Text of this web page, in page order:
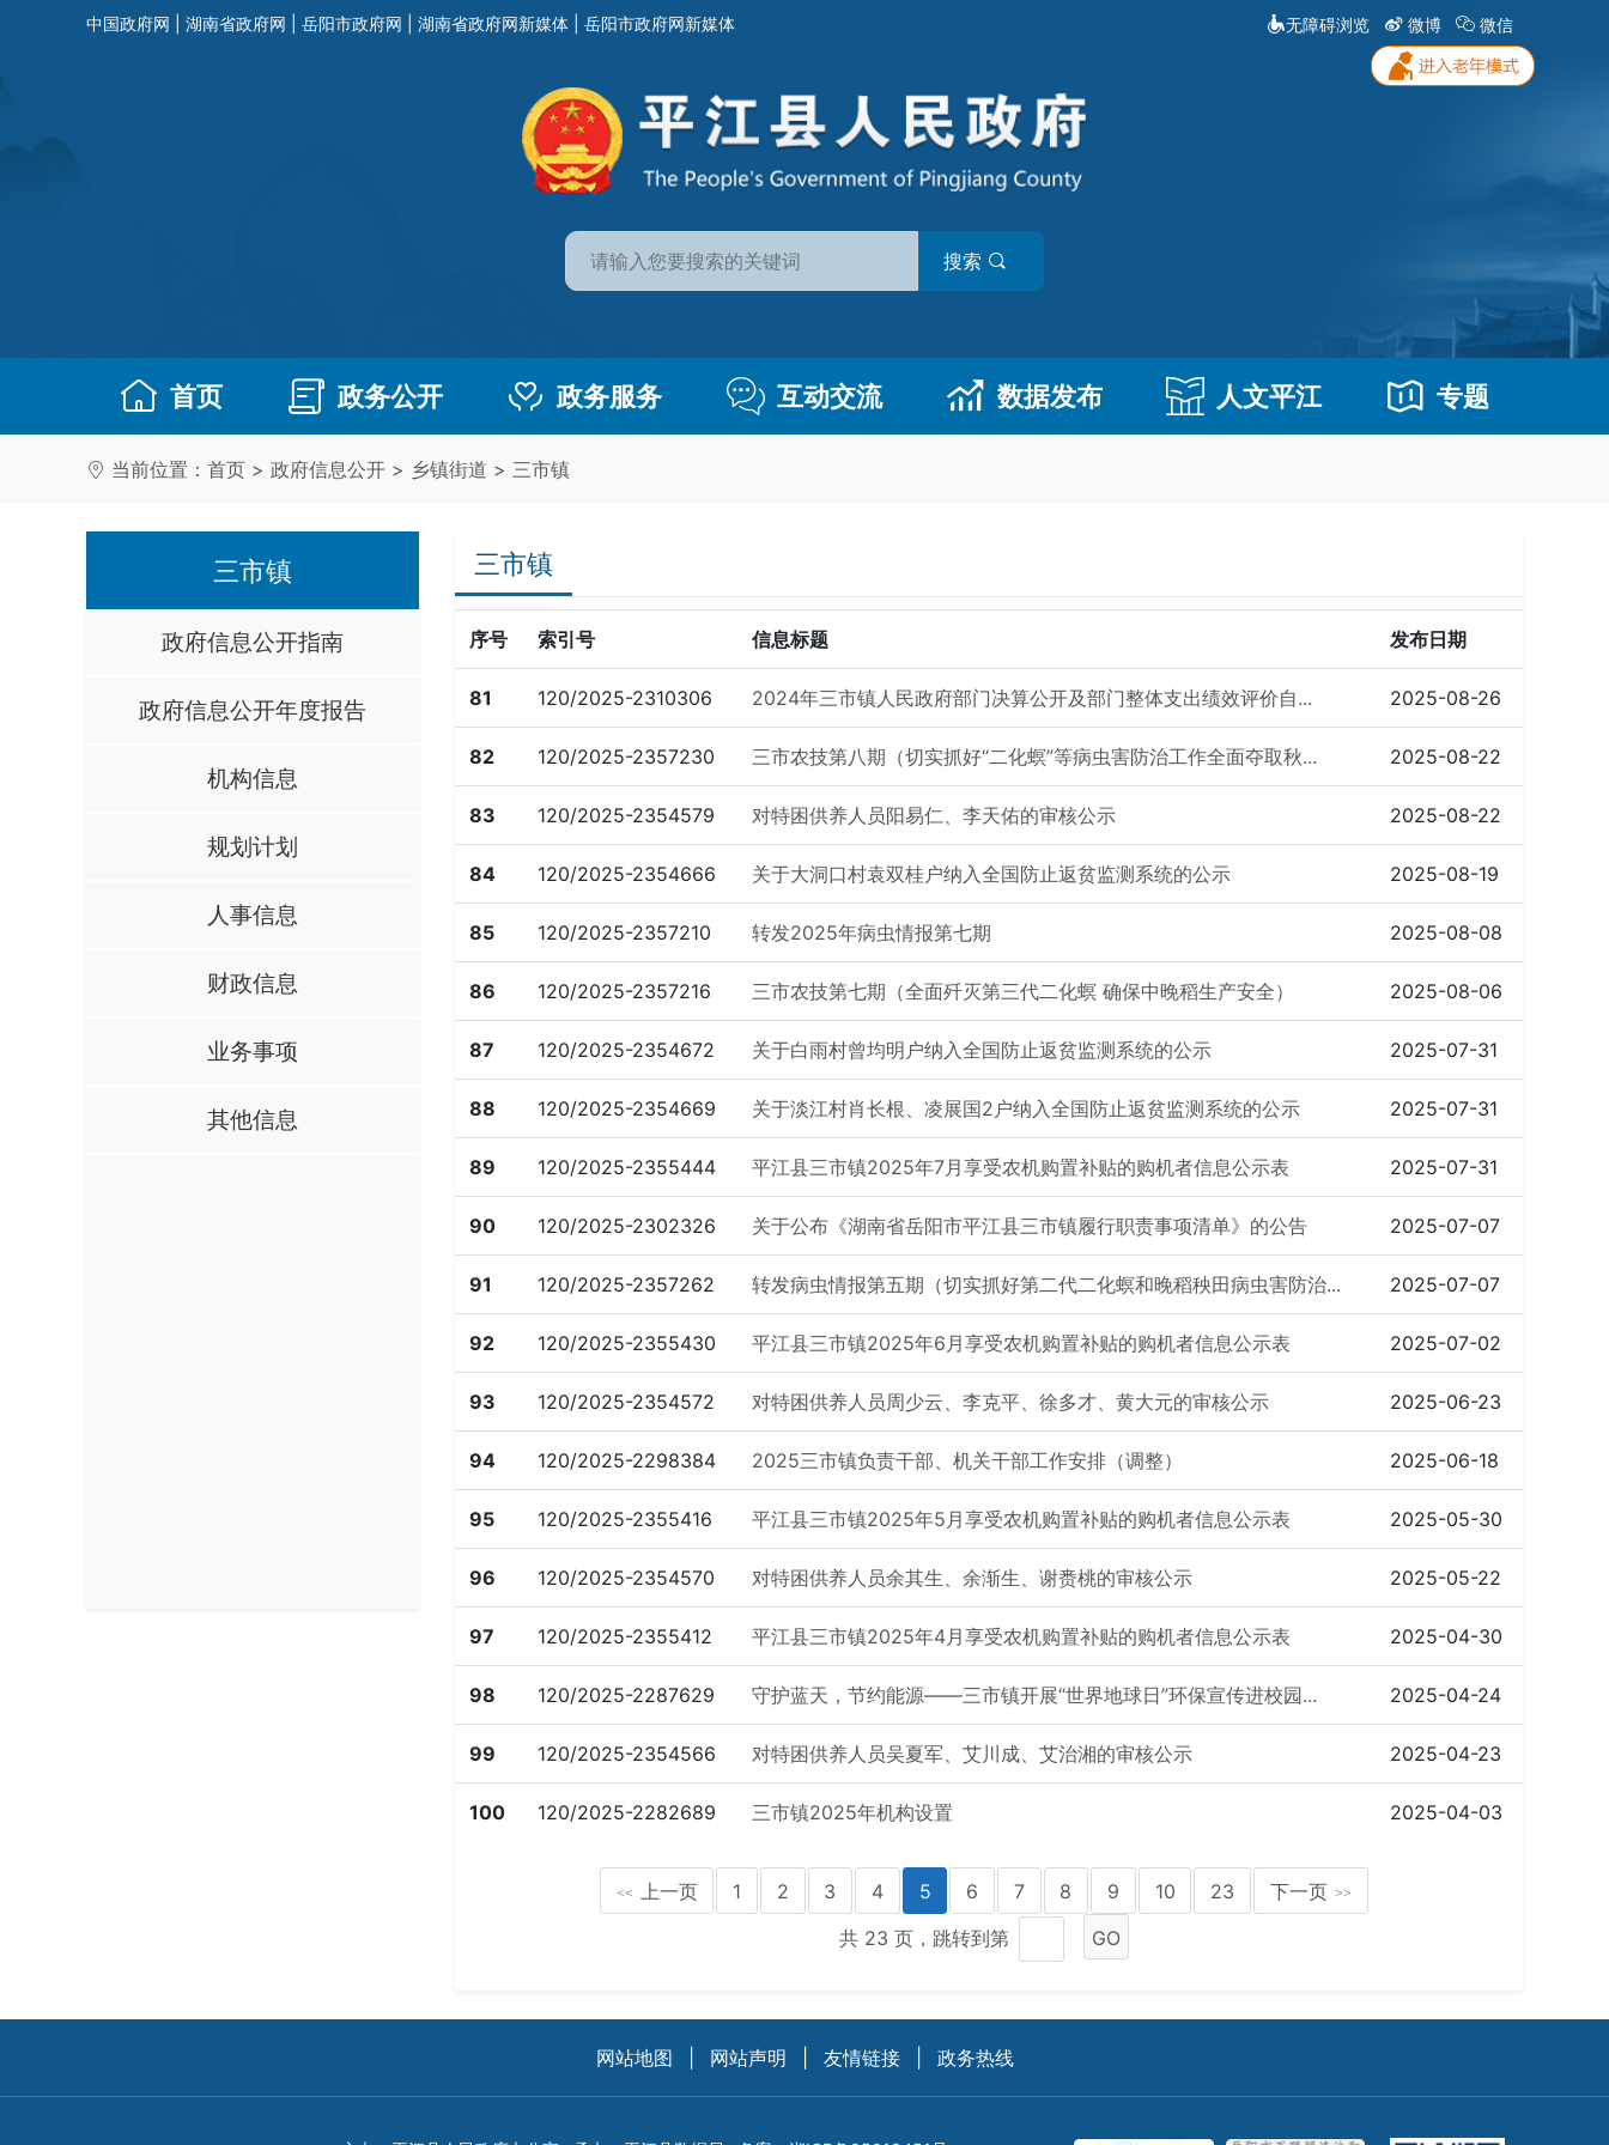
中国政府网 湖南省政府网 岳阳市政府网 湖南省政府网新媒体 岳阳市政府网新媒体 无障碍浏览 微博 微信
搜索
首页 政务公开 政务服务 互动交流 数据发布 人文平江 专题
当前位置： 首页 > 政府信息公开 > 乡镇街道 > 三市镇
三市镇
政府信息公开指南
政府信息公开年度报告
机构信息
规划计划
人事信息
财政信息
业务事项
其他信息
三市镇
序号 索引号 信息标题 发布日期
81 120/2025-2310306 2024年三市镇人民政府部门决算公开及部门整体支出绩效评价自... 2025-08-26
82 120/2025-2357230 三市农技第八期（切实抓好“二化螟”等病虫害防治工作全面夺取秋... 2025-08-22
83 120/2025-2354579 对特困供养人员阳易仁、李天佑的审核公示 2025-08-22
84 120/2025-2354666 关于大洞口村袁双桂户纳入全国防止返贫监测系统的公示 2025-08-19
85 120/2025-2357210 转发2025年病虫情报第七期 2025-08-08
86 120/2025-2357216 三市农技第七期（全面歼灭第三代二化螟 确保中晚稻生产安全） 2025-08-06
87 120/2025-2354672 关于白雨村曾均明户纳入全国防止返贫监测系统的公示 2025-07-31
88 120/2025-2354669 关于淡江村肖长根、凌展国2户纳入全国防止返贫监测系统的公示 2025-07-31
89 120/2025-2355444 平江县三市镇2025年7月享受农机购置补贴的购机者信息公示表 2025-07-31
90 120/2025-2302326 关于公布《湖南省岳阳市平江县三市镇履行职责事项清单》的公告 2025-07-07
91 120/2025-2357262 转发病虫情报第五期（切实抓好第二代二化螟和晚稻秧田病虫害防治... 2025-07-07
92 120/2025-2355430 平江县三市镇2025年6月享受农机购置补贴的购机者信息公示表 2025-07-02
93 120/2025-2354572 对特困供养人员周少云、李克平、徐多才、黄大元的审核公示 2025-06-23
94 120/2025-2298384 2025三市镇负责干部、机关干部工作安排（调整） 2025-06-18
95 120/2025-2355416 平江县三市镇2025年5月享受农机购置补贴的购机者信息公示表 2025-05-30
96 120/2025-2354570 对特困供养人员余其生、余渐生、谢赉桃的审核公示 2025-05-22
97 120/2025-2355412 平江县三市镇2025年4月享受农机购置补贴的购机者信息公示表 2025-04-30
98 120/2025-2287629 守护蓝天，节约能源——三市镇开展“世界地球日”环保宣传进校园... 2025-04-24
99 120/2025-2354566 对特困供养人员吴夏军、艾川成、艾治湘的审核公示 2025-04-23
100 120/2025-2282689 三市镇2025年机构设置 2025-04-03
<< 上一页 1 2 3 4 5 6 7 8 9 10 23 下一页 >>
共 23 页，跳转到第 GO
网站地图 网站声明 友情链接 政务热线